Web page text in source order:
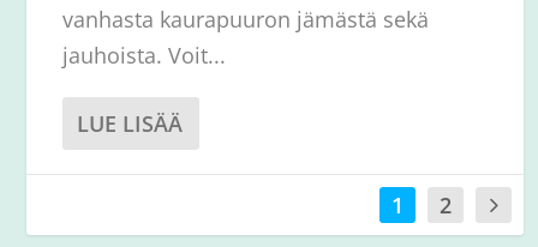
vanhasta kaurapuuron jämästä sekä
jauhoista. Voit...
LUE LISÄÄ
1 2